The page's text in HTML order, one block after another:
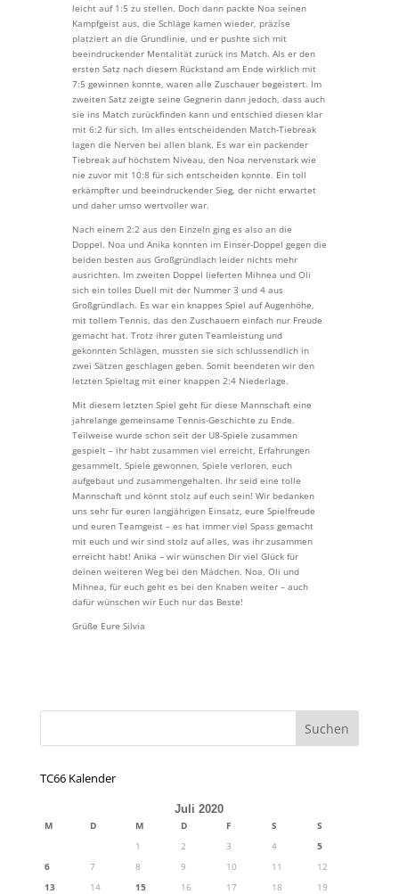
leicht auf 1:5 zu stellen. Doch dann packte Noa seinen
Kampfgeist aus, die Schläge kamen wieder, präzise
platziert an die Grundlinie, und er pushte sich mit
beeindruckender Mentalität zurück ins Match. Als er den
ersten Satz nach diesem Rückstand am Ende wirklich mit
7:5 gewinnen konnte, waren alle Zuschauer begeistert. Im
zweiten Satz zeigte seine Gegnerin dann jedoch, dass auch
sie ins Match zurückfinden kann und entschied diesen klar
mit 6:2 für sich. Im alles entscheidenden Match-Tiebreak
lagen die Nerven bei allen blank. Es war ein packender
Tiebreak auf höchstem Niveau, den Noa nervenstark wie
nie zuvor mit 10:8 für sich entscheiden konnte. Ein toll
erkämpfter und beeindruckender Sieg, der nicht erwartet
und daher umso wertvoller war.
Nach einem 2:2 aus den Einzeln ging es also an die
Doppel. Noa und Anika konnten im Einser-Doppel gegen die
beiden besten aus Großgründlach leider nichts mehr
ausrichten. Im zweiten Doppel lieferten Mihnea und Oli
sich ein tolles Duell mit der Nummer 3 und 4 aus
Großgründlach. Es war ein knappes Spiel auf Augenhöhe,
mit tollem Tennis, das den Zuschauern einfach nur Freude
gemacht hat. Trotz ihrer guten Teamleistung und
gekonnten Schlägen, mussten sie sich schlussendlich in
zwei Sätzen geschlagen geben. Somit beendeten wir den
letzten Spieltag mit einer knappen 2:4 Niederlage.
Mit diesem letzten Spiel geht für diese Mannschaft eine
jahrelange gemeinsame Tennis-Geschichte zu Ende.
Teilweise wurde schon seit der U8-Spiele zusammen
gespielt – ihr habt zusammen viel erreicht, Erfahrungen
gesammelt, Spiele gewonnen, Spiele verloren, euch
aufgebaut und zusammengehalten. Ihr seid eine tolle
Mannschaft und könnt stolz auf euch sein! Wir bedanken
uns sehr für euren langjährigen Einsatz, eure Spielfreude
und euren Teamgeist – es hat immer viel Spass gemacht
mit euch und wir sind stolz auf alles, was ihr zusammen
erreicht habt! Anika – wir wünschen Dir viel Glück für
deinen weiteren Weg bei den Mädchen. Noa, Oli und
Mihnea, für euch geht es bei den Knaben weiter – auch
dafür wünschen wir Euch nur das Beste!
Grüße Eure Silvia
TC66 Kalender
Juli 2020
M D M D F S
S
1
2 3 4
5
6
7 8 9 10 11
12
13
14 15 16 17 18
19